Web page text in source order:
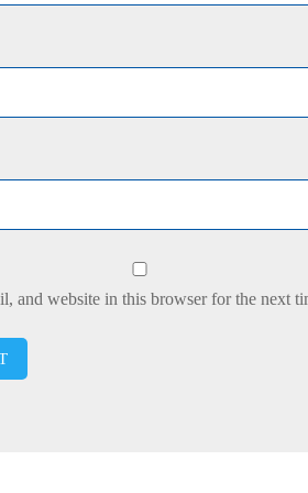
and website in this browser for the next